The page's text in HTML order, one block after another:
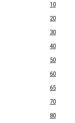
10
20
30
40
50
60
65
70
80